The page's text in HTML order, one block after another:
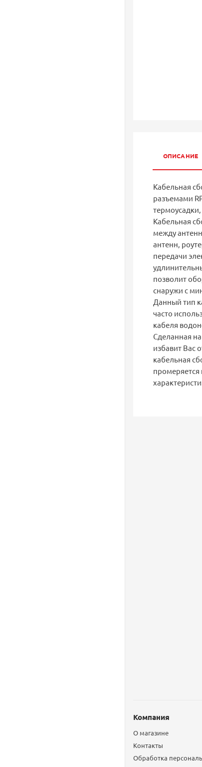
ОПИСАНИЕ
Кабельная
разъемами
Кабельная
между
антенн,
передачи
позволит
снаружи с
Данный тип
часто
кабеля
Сделанная
избавит Вас
кабельная
промеряется
Компания
О магазине
Контакты
Обработка